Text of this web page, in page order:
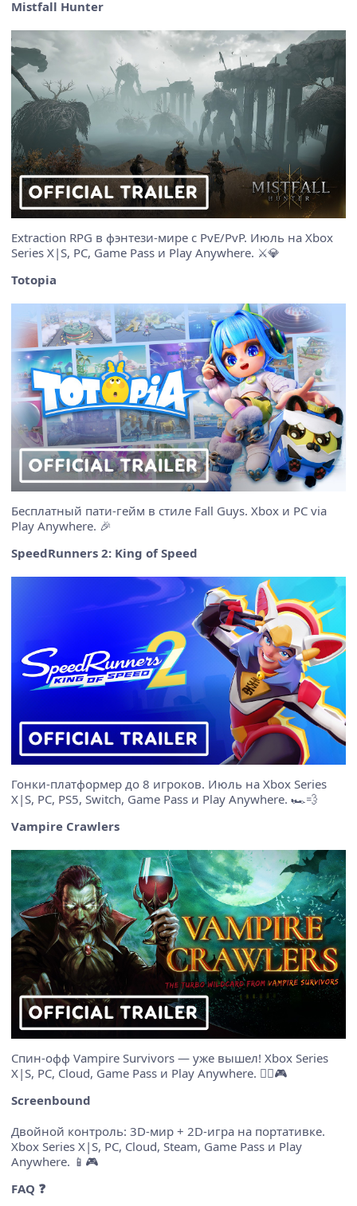
Mistfall Hunter
Extraction RPG в фэнтези-мире с PvE/PvP. Июль на Xbox
Series X|S, PC, Game Pass и Play Anywhere. ⚔️💎
Totopia
Бесплатный пати-гейм в стиле Fall Guys. Xbox и PC via
Play Anywhere. 🎉
SpeedRunners 2: King of Speed
Гонки-платформер до 8 игроков. Июль на Xbox Series
X|S, PC, PS5, Switch, Game Pass и Play Anywhere. 🏎️💨
Vampire Crawlers
Спин-офф Vampire Survivors — уже вышел! Xbox Series
X|S, PC, Cloud, Game Pass и Play Anywhere. 🧛‍♂️🎮
Screenbound
Двойной контроль: 3D-мир + 2D-игра на портативке.
Xbox Series X|S, PC, Cloud, Steam, Game Pass и Play
Anywhere. 📱🎮
FAQ ❓